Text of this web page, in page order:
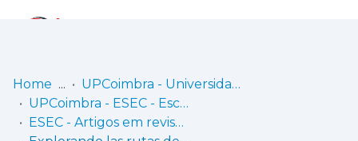
Communities
& Collections
Home
UPCoimbra - Universidade Politécnica de Coimbra
UPCoimbra - ESEC - Escola Superior de Educação de Coimbra
ESEC - Artigos em revistas